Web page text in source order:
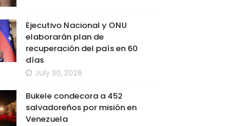
Ejecutivo Nacional y ONU
elaborarán plan de
recuperación del país en 60
días
July 30, 2026
Bukele condecora a 452
salvadoreños por misión en
Venezuela